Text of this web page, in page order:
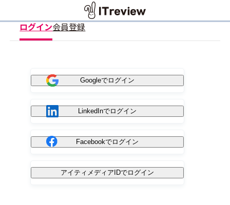
ログイン会員登録
Googleでログイン
LinkedInでログイン
Facebookでログイン
アイティメディアIDでログイン